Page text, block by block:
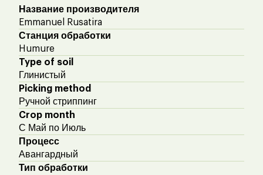
Название производителя
Emmanuel Rusatira
Станция обработки
Humure
Type of soil
Глинистый
Picking method
Ручной стриппинг
Crop month
С Май по Июль
Процесс
Авангардный
Тип обработки